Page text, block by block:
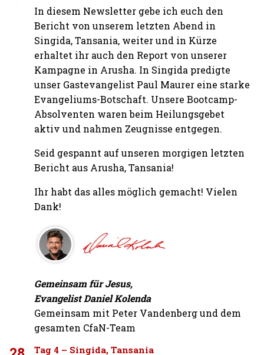
In diesem Newsletter gebe ich euch den
Bericht von unserem letzten Abend in
Singida, Tansania, weiter und in Kürze
erhaltet ihr auch den Report von unserer
Kampagne in Arusha. In Singida predigte
unser Gastevangelist Paul Maurer eine starke
Evangeliums-Botschaft. Unsere Bootcamp-
Absolventen waren beim Heilungsgebet
aktiv und nahmen Zeugnisse entgegen.
Seid gespannt auf unseren morgigen letzten
Bericht aus Arusha, Tansania!
Ihr habt das alles möglich gemacht! Vielen
Dank!
Gemeinsam für Jesus,
Evangelist Daniel Kolenda
Gemeinsam mit Peter Vandenberg und dem
gesamten CfaN-Team
Tag 4 – Singida, Tansania